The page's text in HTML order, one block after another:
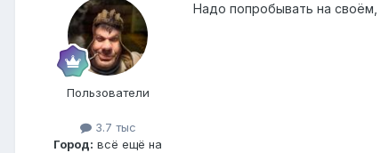
Пользователи
3.7 тыс
Город: всё ещё на
Надо попробывать на своём,